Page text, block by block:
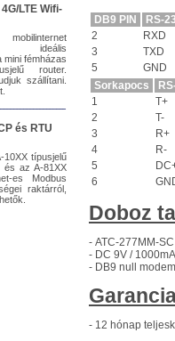
LTE Wifi-
ideális
mini fémházas
router.
szállítani.
és RTU
10XX típusjelű
és az A-81XX
es Modbus
raktárról,
DB9 PIN
RS-
2
RXD
3
TXD
5
GND
Sorkapocs
1
T+
2
T-
3
R+
4
R-
5
6
Doboz
- ATC-277MM-
- DC 9V /
- DB9 null
- 12 hónap